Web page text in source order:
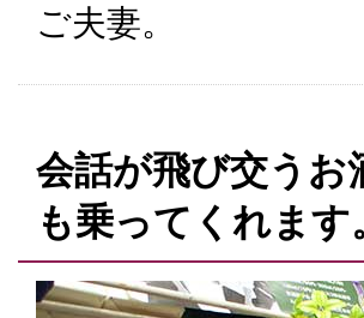
ご夫妻。
会話が飛び交うお
も乗ってくれます